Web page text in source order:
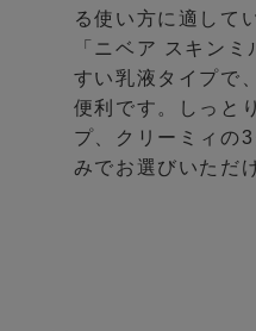
る使い方に適して
「ニベア スキン
すい乳液タイプで
便利です。しっと
プ、クリーミィの
みでお選びいただ